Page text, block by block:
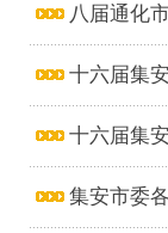
八届通化
十六届集
十六届集
集安市委